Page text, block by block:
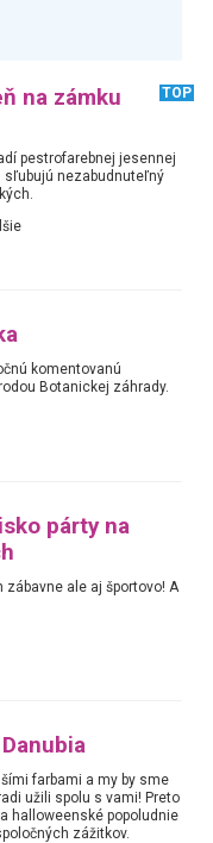
na zámku
TOP
pestrofarebnej jesennej
sľubujú nezabudnuteľný
komentovanú
Botanickej záhrady.
párty na
ale aj športovo! A
farbami a my by sme
užili spolu s vami! Preto
halloweenské popoludnie
zážitkov.